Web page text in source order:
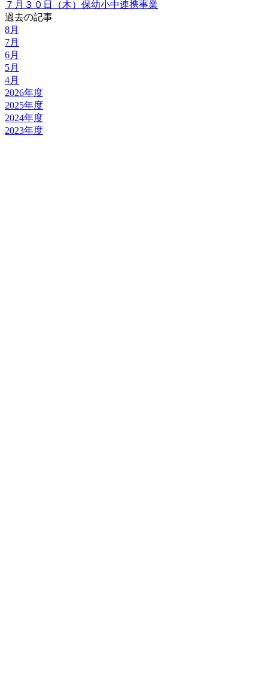
７月３０日（木）保幼小中連携事業
過去の記事
8月
7月
6月
5月
4月
2026年度
2025年度
2024年度
2023年度